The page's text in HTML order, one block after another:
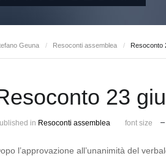
Geuna / Resoconti assemblea / Resoconto
23
in Resoconti assemblea font size
l’approvazione all’unanimità del